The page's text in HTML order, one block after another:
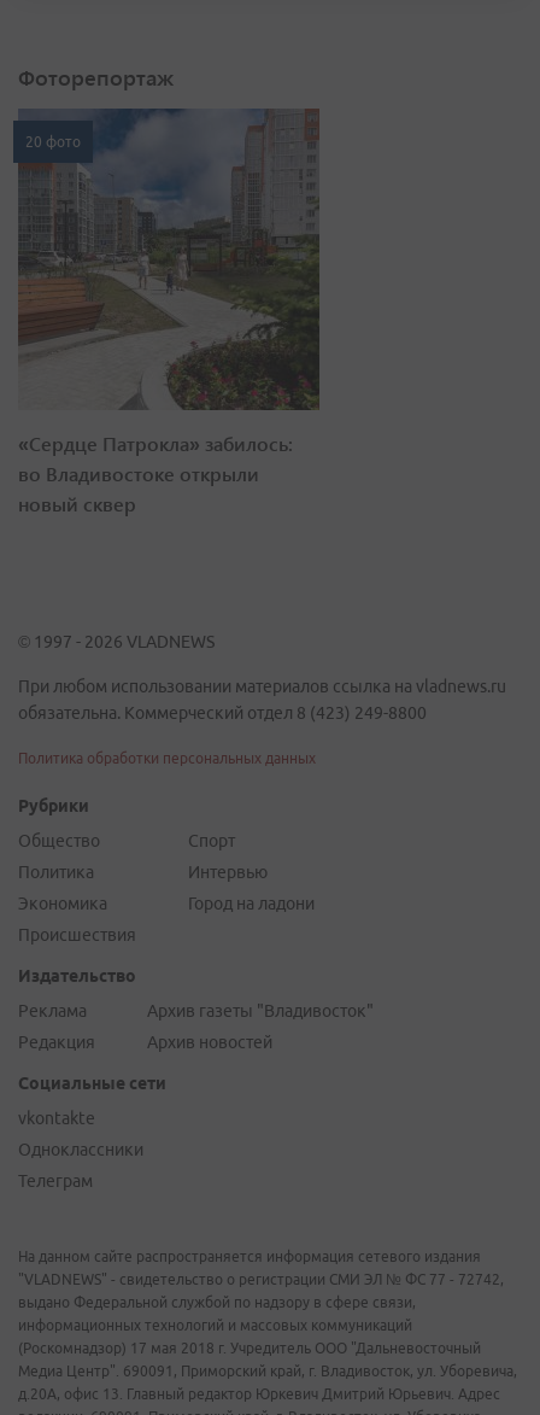
Фоторепортаж
20 фото
«Сердце Патрокла» забилось:
во Владивостоке открыли
новый сквер
© 1997 - 2026 VLADNEWS
При любом использовании материалов ссылка на vladnews.ru
обязательна. Коммерческий отдел 8 (423) 249-8800
Политика обработки персональных данных
Рубрики
Общество
Политика
Экономика
Происшествия
Спорт
Интервью
Город на ладони
Издательство
Реклама
Редакция
Архив газеты "Владивосток"
Архив новостей
Социальные сети
vkontakte
Одноклассники
Телеграм
На данном сайте распространяется информация сетевого издания
"VLADNEWS" - свидетельство о регистрации СМИ ЭЛ № ФС 77 - 72742,
выдано Федеральной службой по надзору в сфере связи,
информационных технологий и массовых коммуникаций
(Роскомнадзор) 17 мая 2018 г. Учредитель ООО "Дальневосточный
Медиа Центр". 690091, Приморский край, г. Владивосток, ул. Уборевича,
д.20А, офис 13. Главный редактор Юркевич Дмитрий Юрьевич. Адрес